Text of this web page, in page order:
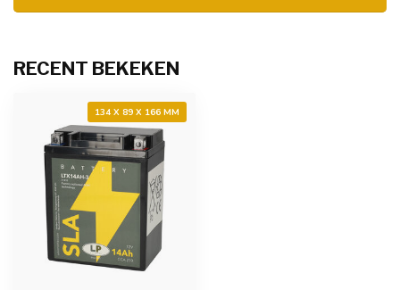
RECENT BEKEKEN
134 X 89 X 166 MM